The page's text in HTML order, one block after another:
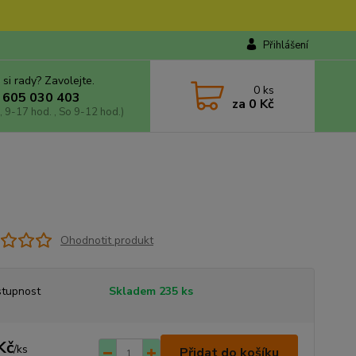
Přihlášení
rady? Zavolejte.
030 403
9-17 hod. , So 9-12 hod.)
0 ks
za 0 Kč
Ohodnotit produkt
Skladem 235 ks
/ks